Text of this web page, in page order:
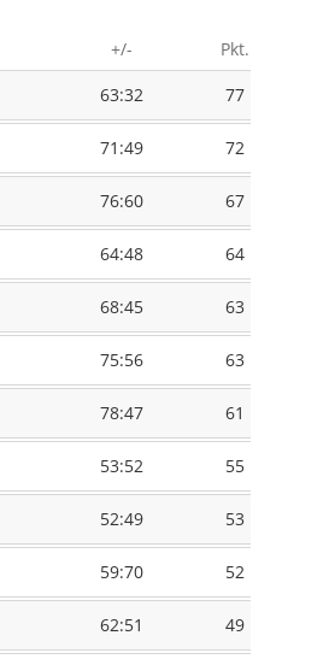
+/-
Pkt.
63:32 77
71:49 72
76:60 67
64:48 64
68:45 63
75:56 63
78:47 61
53:52 55
52:49 53
59:70 52
62:51 49